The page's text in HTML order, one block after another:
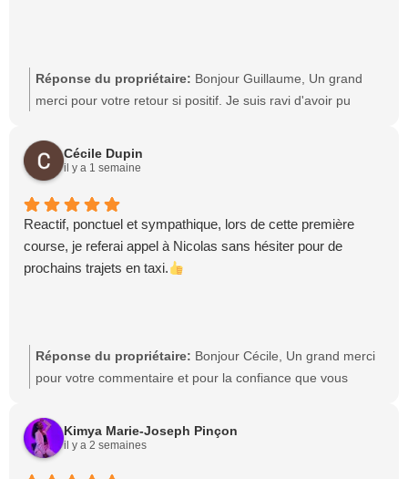
Réponse du propriétaire: Bonjour Guillaume, Un grand
merci pour votre retour si positif. Je suis ravi d'avoir pu
ayez apprécié l'accueil, la disponibilité ainsi que les
quelques conseils qui vous permettront de découvrir
quelques bonnes adresses et de rendre le trajet aussi
agréable qu'utile. Je vous souhaite un excellent séjour et de
très belles vacances. Cordialement, Nicolas, Taxi Direct'Sion
Ouest
Cécile Dupin
il y a 1 semaine
Reactif, ponctuel et sympathique, lors de cette première
course, je referai appel à Nicolas sans hésiter pour de
prochains trajets en taxi.
Réponse du propriétaire: Bonjour Cécile, Un grand merci
pour votre commentaire et pour la confiance que vous
d'apprendre que vous avez apprécié ma réactivité, ma
ponctualité et la qualité de mon accueil. La satisfaction de
Kimya Marie-Joseph Pinçon
il y a 2 semaines